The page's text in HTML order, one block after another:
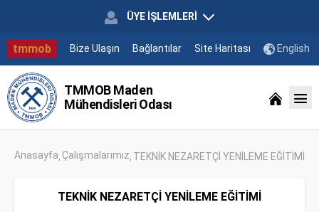
ÜYE İŞLEMLERİ
tmmob Bize Ulaşın Bağlantılar Site Haritası English
TMMOB Maden
Mühendisleri Odası
Anasayfa Çalışmalarımız TEKNİK NEZARETÇİ YENİLEME EĞİTİMİ
TEKNİK NEZARETÇİ YENİLEME EĞİTİMİ